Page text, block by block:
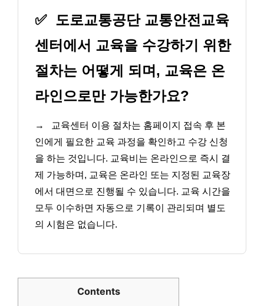
✅ 도로교통공단 교통안전교육
센터에서 교육을 수강하기 위한
절차는 어떻게 되며, 교육은 온
라인으로만 가능한가요?
→
교육센터 이용 절차는 홈페이지 접속 후 본
인에게 필요한 교육 과정을 확인하고 수강 신청
을 하는 것입니다. 교육비는 온라인으로 즉시 결
제 가능하며, 교육은 온라인 또는 지정된 교육장
에서 대면으로 진행될 수 있습니다. 교육 시간을
모두 이수하면 자동으로 기록이 관리되며 별도
의 시험은 없습니다.
Contents